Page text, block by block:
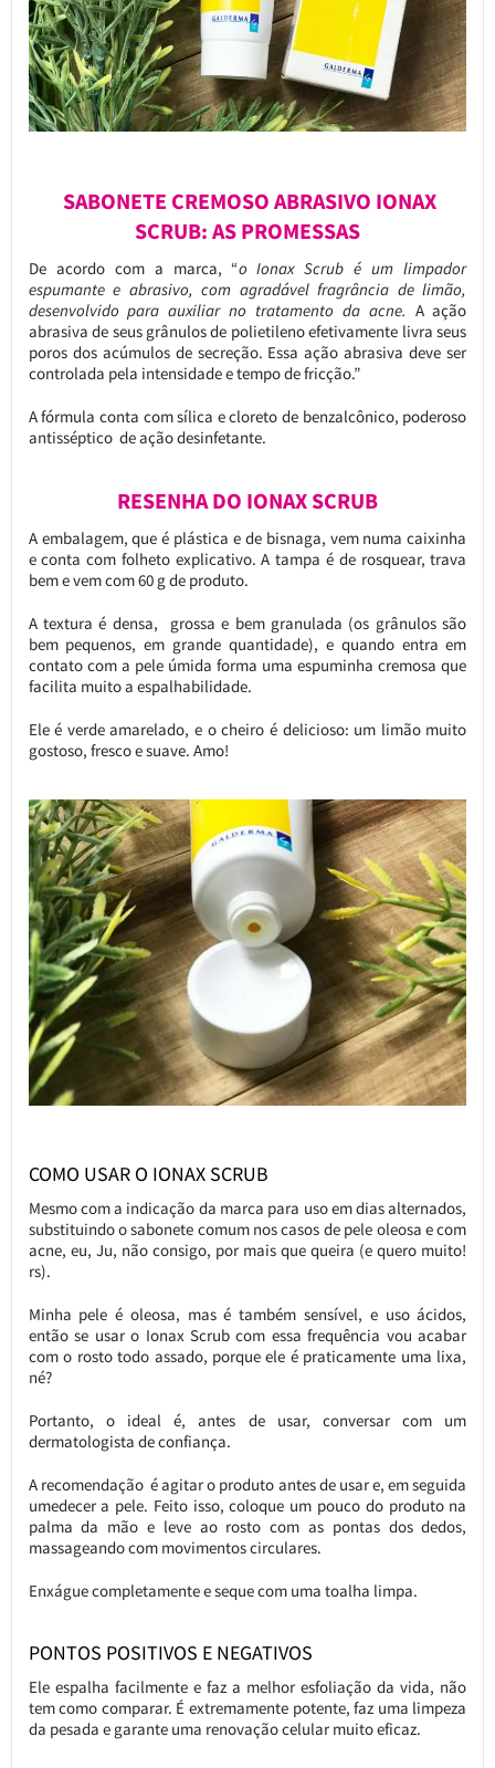
SABONETE CREMOSO ABRASIVO IONAX
SCRUB: AS PROMESSAS
De acordo com a marca, “o Ionax Scrub é um limpador
espumante e abrasivo, com agradável fragrância de limão,
desenvolvido para auxiliar no tratamento da acne. A ação
abrasiva de seus grânulos de polietileno efetivamente livra seus
poros dos acúmulos de secreção. Essa ação abrasiva deve ser
controlada pela intensidade e tempo de fricção.”
A fórmula conta com sílica e cloreto de benzalcônico, poderoso
antisséptico de ação desinfetante.
RESENHA DO IONAX SCRUB
A embalagem, que é plástica e de bisnaga, vem numa caixinha
e conta com folheto explicativo. A tampa é de rosquear, trava
bem e vem com 60 g de produto.
A textura é densa, grossa e bem granulada (os grânulos são
bem pequenos, em grande quantidade), e quando entra em
contato com a pele úmida forma uma espuminha cremosa que
facilita muito a espalhabilidade.
Ele é verde amarelado, e o cheiro é delicioso: um limão muito
gostoso, fresco e suave. Amo!
COMO USAR O IONAX SCRUB
Mesmo com a indicação da marca para uso em dias alternados,
substituindo o sabonete comum nos casos de pele oleosa e com
acne, eu, Ju, não consigo, por mais que queira (e quero muito!
rs).
Minha pele é oleosa, mas é também sensível, e uso ácidos,
então se usar o Ionax Scrub com essa frequência vou acabar
com o rosto todo assado, porque ele é praticamente uma lixa,
né?
Portanto, o ideal é, antes de usar, conversar com um
dermatologista de confiança.
A recomendação é agitar o produto antes de usar e, em seguida
umedecer a pele. Feito isso, coloque um pouco do produto na
palma da mão e leve ao rosto com as pontas dos dedos,
massageando com movimentos circulares.
Enxágue completamente e seque com uma toalha limpa.
PONTOS POSITIVOS E NEGATIVOS
Ele espalha facilmente e faz a melhor esfoliação da vida, não
tem como comparar. É extremamente potente, faz uma limpeza
da pesada e garante uma renovação celular muito eficaz.